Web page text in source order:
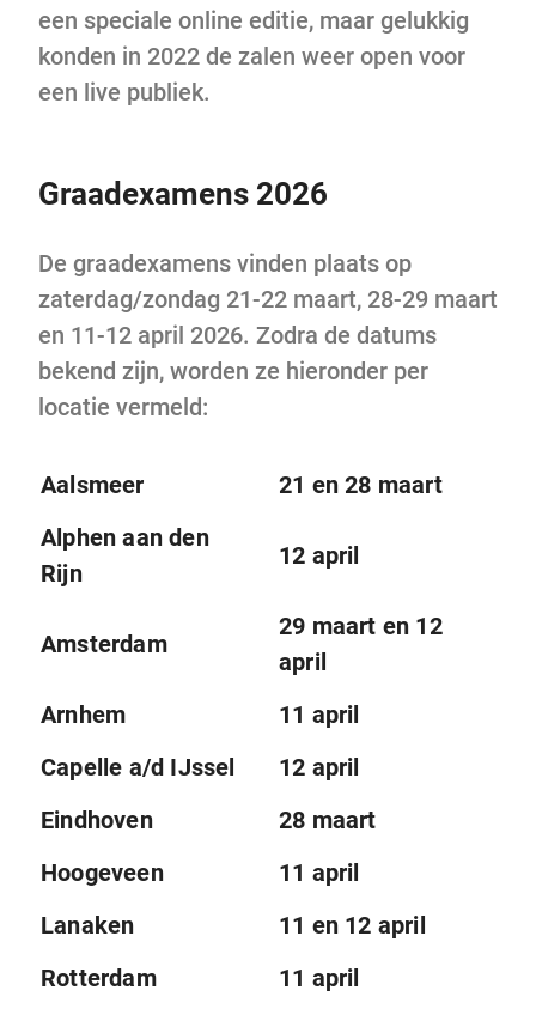
een speciale online editie, maar gelukkig
konden in 2022 de zalen weer open voor
een live publiek.
Graadexamens 2026
De graadexamens vinden plaats op
zaterdag/zondag 21-22 maart, 28-29 maart
en 11-12 april 2026. Zodra de datums
bekend zijn, worden ze hieronder per
locatie vermeld:
Aalsmeer
21 en 28 maart
Alphen aan den
Rijn
12 april
Amsterdam
29 maart en 12
april
Arnhem
11 april
Capelle a/d IJssel
12 april
Eindhoven
28 maart
Hoogeveen
11 april
Lanaken
11 en 12 april
Rotterdam
11 april